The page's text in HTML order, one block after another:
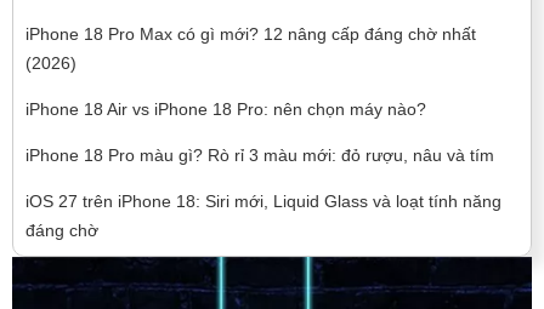
iPhone 18 Pro Max có gì mới? 12 nâng cấp đáng chờ nhất
(2026)
iPhone 18 Air vs iPhone 18 Pro: nên chọn máy nào?
iPhone 18 Pro màu gì? Rò rỉ 3 màu mới: đỏ rượu, nâu và tím
iOS 27 trên iPhone 18: Siri mới, Liquid Glass và loạt tính năng
đáng chờ